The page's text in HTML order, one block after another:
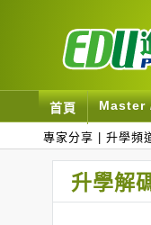
首頁 Master
專家分享 升學頻
升學解